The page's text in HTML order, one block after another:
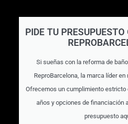
PIDE TU
Si sueñas con la reforma de
ReproBarcelona, la marca líder
Ofrecemos un cumplimiento estricto
años y opciones de financiación
presupuesto